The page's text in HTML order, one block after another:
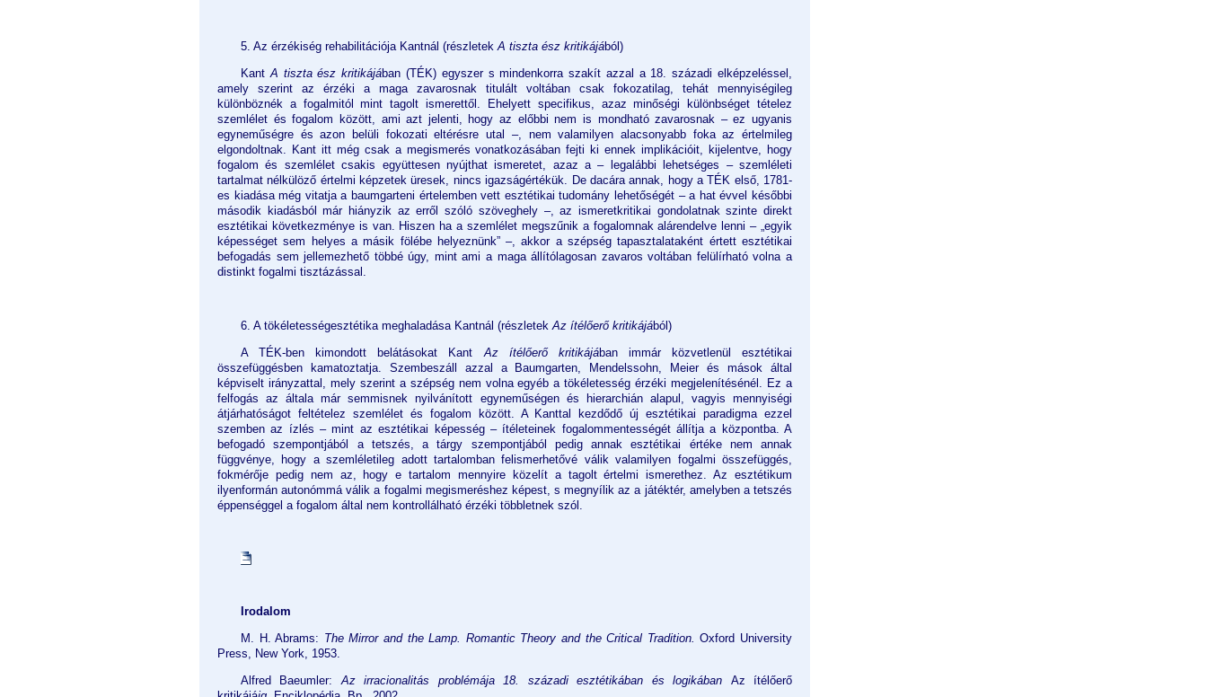
5. Az érzékiség rehabilitációja Kantnál (részletek A tiszta ész kritikájából)
Kant A tiszta ész kritikájában (TÉK) egyszer s mindenkorra szakít azzal a 18. századi elképzeléssel,
amely szerint az érzéki a maga zavarosnak titulált voltában csak fokozatilag, tehát mennyiségileg
különböznék a fogalmitól mint tagolt ismerettől. Ehelyett specifikus, azaz minőségi különbséget tételez
szemlélet és fogalom között, ami azt jelenti, hogy az előbbi nem is mondható zavarosnak – ez ugyanis
egyneműségre és azon belüli fokozati eltérésre utal –, nem valamilyen alacsonyabb foka az értelmileg
elgondoltnak. Kant itt még csak a megismerés vonatkozásában fejti ki ennek implikációit, kijelentve, hogy
fogalom és szemlélet csakis együttesen nyújthat ismeretet, azaz a – legalábbi lehetséges – szemléleti
tartalmat nélkülöző értelmi képzetek üresek, nincs igazságértékük. De dacára annak, hogy a TÉK első, 1781-
es kiadása még vitatja a baumgarteni értelemben vett esztétikai tudomány lehetőségét – a hat évvel későbbi
második kiadásból már hiányzik az erről szóló szöveghely –, az ismeretkritikai gondolatnak szinte direkt
esztétikai következménye is van. Hiszen ha a szemlélet megszűnik a fogalomnak alárendelve lenni – „egyik
képességet sem helyes a másik fölébe helyeznünk” –, akkor a szépség tapasztalataként értett esztétikai
befogadás sem jellemezhető többé úgy, mint ami a maga állítólagosan zavaros voltában felülírható volna a
distinkt fogalmi tisztázással.
6. A tökéletességesztétika meghaladása Kantnál (részletek Az ítélőerő kritikájából)
A TÉK-ben kimondott belátásokat Kant Az ítélőerő kritikájában immár közvetlenül esztétikai
összefüggésben kamatoztatja. Szembeszáll azzal a Baumgarten, Mendelssohn, Meier és mások által
képviselt irányzattal, mely szerint a szépség nem volna egyéb a tökéletesség érzéki megjelenítésénél. Ez a
felfogás az általa már semmisnek nyilvánított egyneműségen és hierarchián alapul, vagyis mennyiségi
átjárhatóságot feltételez szemlélet és fogalom között. A Kanttal kezdődő új esztétikai paradigma ezzel
szemben az ízlés – mint az esztétikai képesség – ítéleteinek fogalommentességét állítja a központba. A
befogadó szempontjából a tetszés, a tárgy szempontjából pedig annak esztétikai értéke nem annak
függvénye, hogy a szemléletileg adott tartalomban felismerhetővé válik valamilyen fogalmi összefüggés,
fokmérője pedig nem az, hogy e tartalom mennyire közelít a tagolt értelmi ismerethez. Az esztétikum
ilyenformán autonómmá válik a fogalmi megismeréshez képest, s megnyílik az a játéktér, amelyben a tetszés
éppenséggel a fogalom által nem kontrollálható érzéki többletnek szól.
Irodalom
M. H. Abrams: The Mirror and the Lamp. Romantic Theory and the Critical Tradition. Oxford University
Press, New York , 1953.
Alfred Baeumler: Az irracionalitás problémája18. századi esztétikában és logikában Az ítélőerő